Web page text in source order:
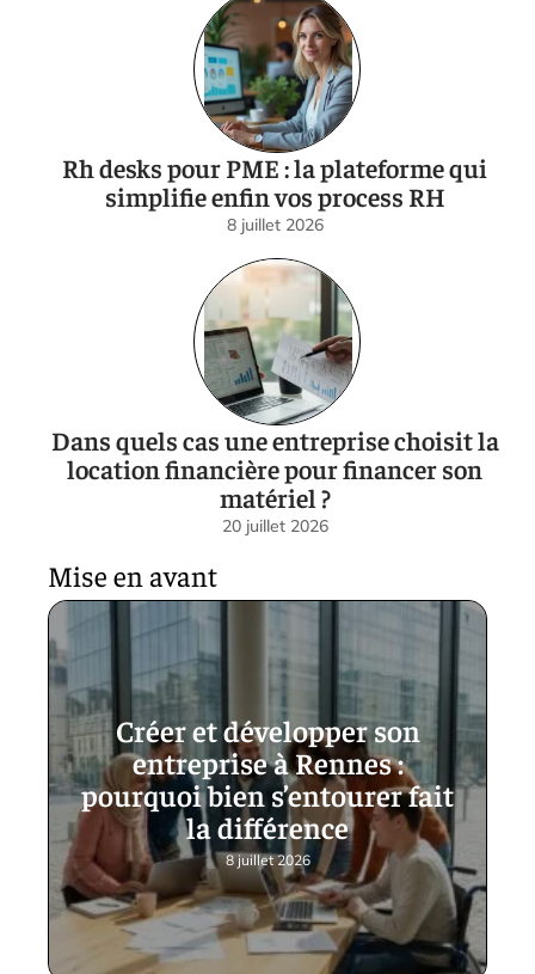
Rh desks pour PME : la plateforme qui
simplifie enfin vos process RH
8 juillet 2026
Dans quels cas une entreprise choisit la
location financière pour financer son
matériel ?
20 juillet 2026
Mise en avant
Créer et développer son
entreprise à Rennes :
pourquoi bien s’entourer fait
la différence
8 juillet 2026